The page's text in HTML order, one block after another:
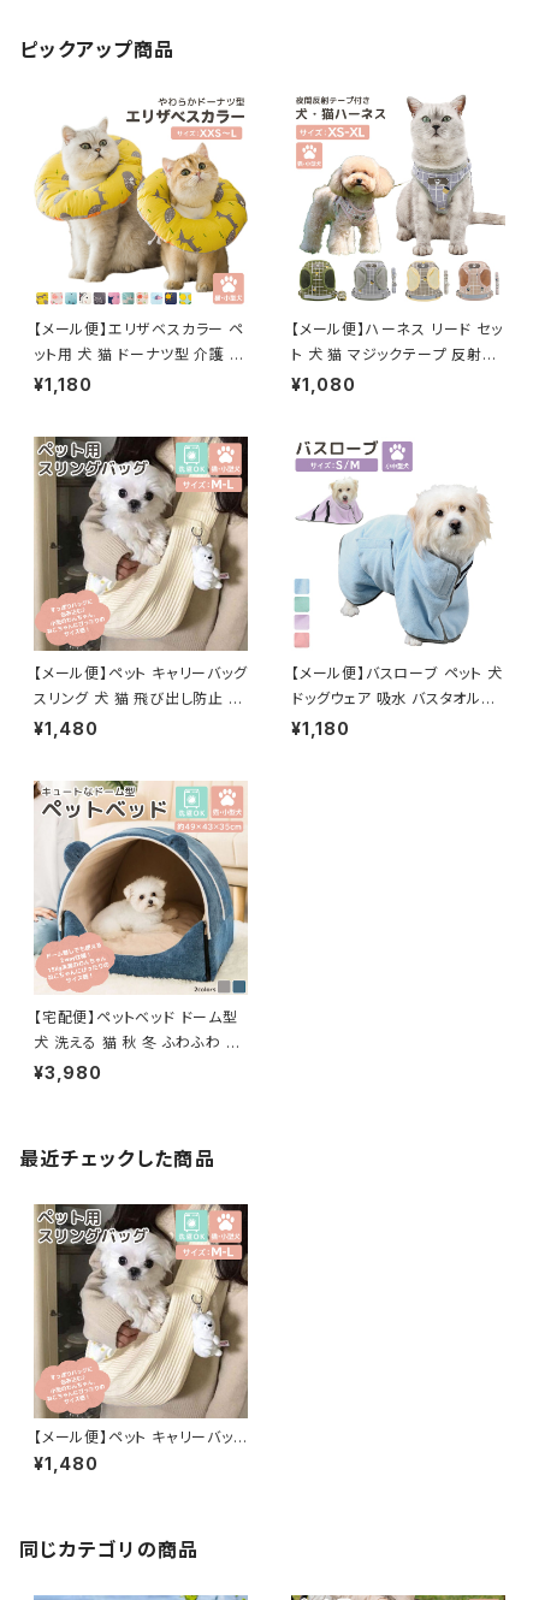
ピックアップ商品
【メール便】エリザベスカラー ペ
ット用 犬 猫 ドーナツ型 介護 ク
ッション ネッカー／pets084
¥1,180
【メール便】ハーネス リード セッ
ト 犬 猫 マジックテープ 反射テ
ープ付き サイズ調整可能／pet
¥1,080
【メール便】ペット キャリーバッグ
スリング 犬 猫 飛び出し防止 抱
っこひも／pets059
¥1,480
【メール便】バスローブ ペット 犬
ドッグウェア 吸水 バスタオル／
pets025
¥1,180
【宅配便】ペットベッド ドーム型
犬 洗える 猫 秋 冬 ふわふわ ／
pets006
¥3,980
最近チェックした商品
【メール便】ペット キャリーバッグ
スリング 犬 猫 飛び出し防止 抱
っこひも／pets059
¥1,480
同じカテゴリの商品